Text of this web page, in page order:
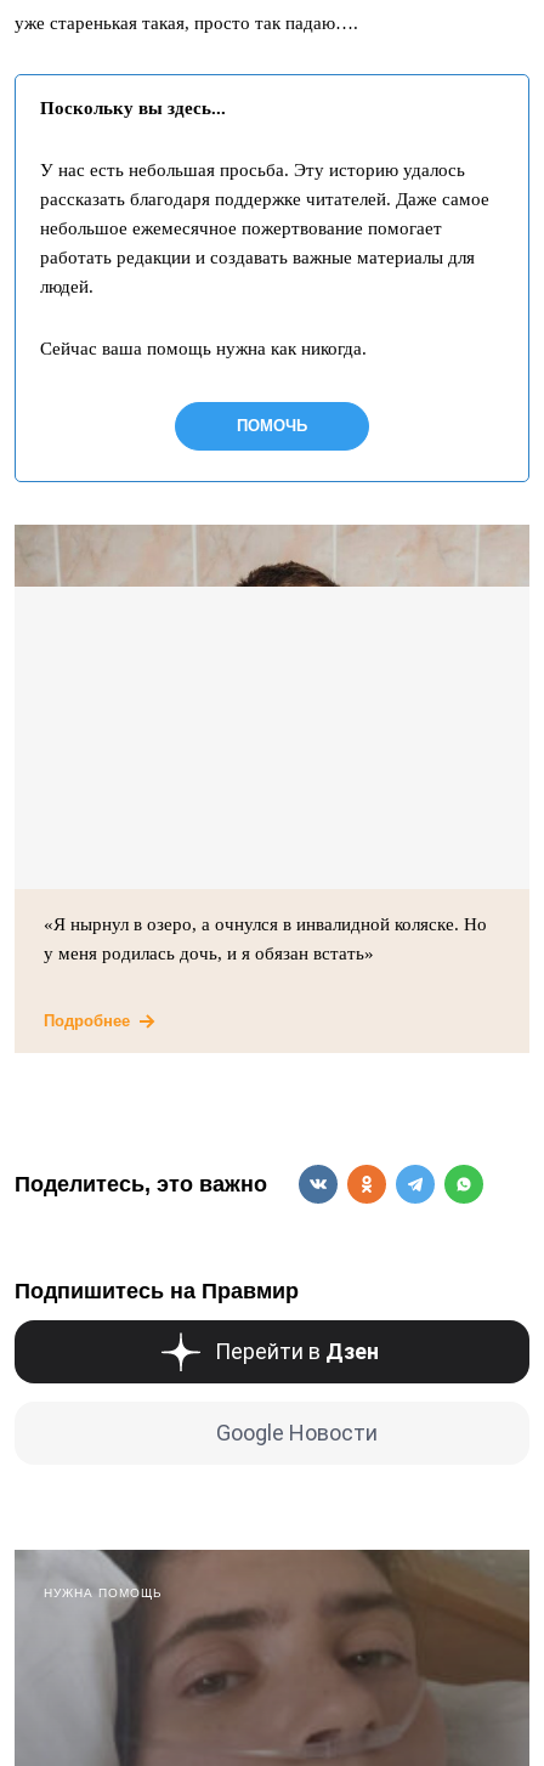
уже старенькая такая, просто так падаю….
Поскольку вы здесь...
У нас есть небольшая просьба. Эту историю удалось
рассказать благодаря поддержке читателей. Даже самое
небольшое ежемесячное пожертвование помогает
работать редакции и создавать важные материалы для
людей.
Сейчас ваша помощь нужна как никогда.
ПОМОЧЬ
«Я нырнул в озеро, а очнулся в инвалидной коляске. Но
у меня родилась дочь, и я обязан встать»
Подробнее
Поделитесь, это важно
Подпишитесь на Правмир
Перейти в Дзен
Google Новости
НУЖНА ПОМОЩЬ